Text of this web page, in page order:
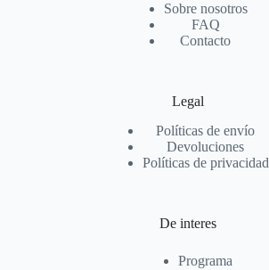
Sobre nosotros
FAQ
Contacto
Legal
Políticas de envío
Devoluciones
Políticas de privacidad
De interes
Programa